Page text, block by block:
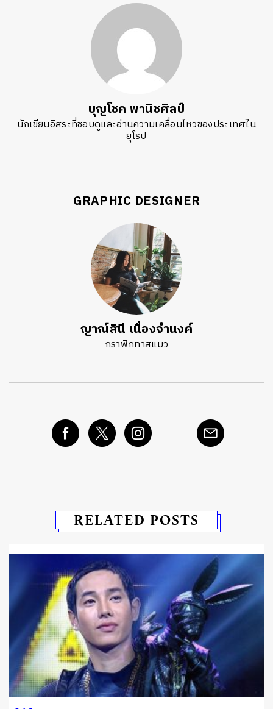
บุญโชค พานิชศิลป์
นักเขียนอิสระที่ชอบดูและอ่านความเคลื่อนไหวของประเทศใน
ยุโรป
GRAPHIC DESIGNER
ญาณ์สินี เนื่องจำนงค์
กราฟิกทาสแมว
RELATED POSTS